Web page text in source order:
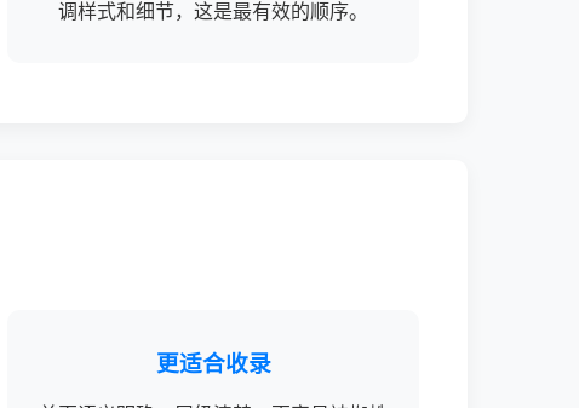
调样式和细节，这是最有效的顺序。
更适合收录